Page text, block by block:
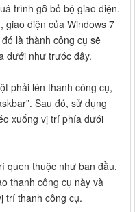
trình gỡ bỏ bộ giao diện.
giao diện của Windows 7
là thành công cụ sẽ
dưới như trước đây.
phải lên thanh công cụ,
Sau đó, sử dụng
xuống vị trí phía dưới
quen thuộc như ban đầu.
thanh công cụ này và
trí thanh công cụ.